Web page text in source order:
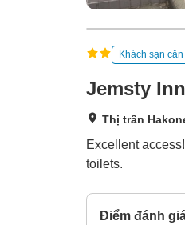
Khách sạn
Jemsty
Thị trấn
Excellent
toilets.
Điểm đánh